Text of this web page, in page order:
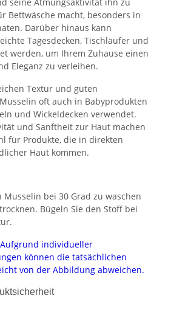
Bettwäsche macht, besonders in
Darüber hinaus kann
Tagesdecken, Tischläufer und
werden, um Ihrem Zuhause einen
Eleganz zu verleihen.
Textur und guten
oft auch in Babyprodukten
und Wickeldecken verwendet.
und Sanftheit zur Haut machen
für Produkte, die in direkten
Haut kommen.
bei 30 Grad zu waschen
Bügeln Sie den Stoff bei
individueller
können die tatsächlichen
von der Abbildung abweichen.